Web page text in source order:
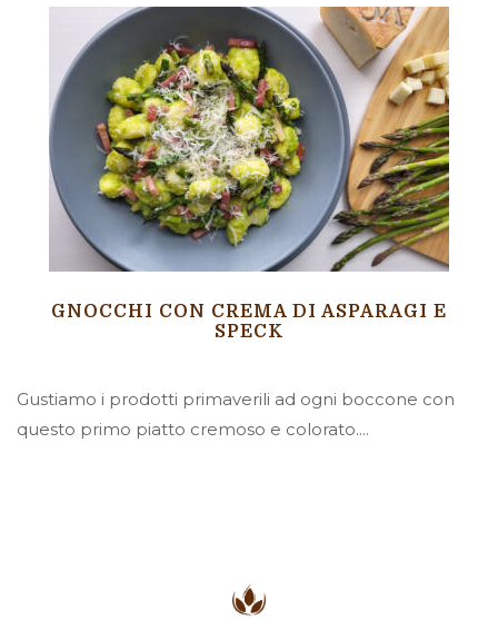
GNOCCHI CON CREMA DI ASPARAGI E
SPECK
Gustiamo i prodotti primaverili ad ogni boccone con
questo primo piatto cremoso e colorato....